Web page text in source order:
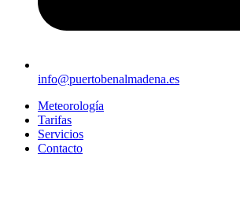
info@puertobenalmadena.es
Meteorología
Tarifas
Servicios
Contacto